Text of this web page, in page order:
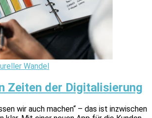
Wandel
Zeiten der Digitalisierung
wir auch machen“ – das ist inzwischen